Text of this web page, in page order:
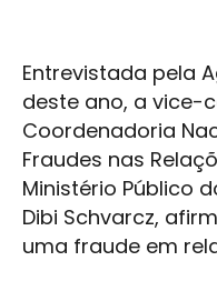
Entrevistada pela
deste ano, a vice-
Coordenadoria
Fraudes nas
Ministério Público
Dibi Schvarcz,
uma fraude em